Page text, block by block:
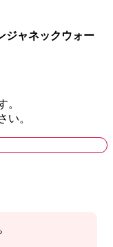
ジャネックウォー
。
い。